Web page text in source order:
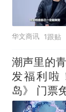
华文商讯 1跟贴
潮声里的
发福利啦
岛》 门票